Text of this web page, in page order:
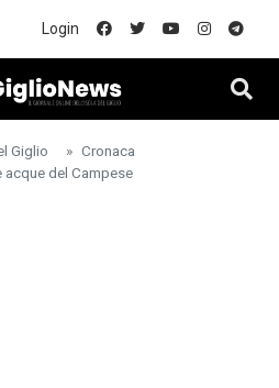
Login
Giglio
Cronaca
del Campese